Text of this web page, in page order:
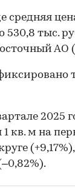
530,8 тыс.
АО
2025
кв. м на